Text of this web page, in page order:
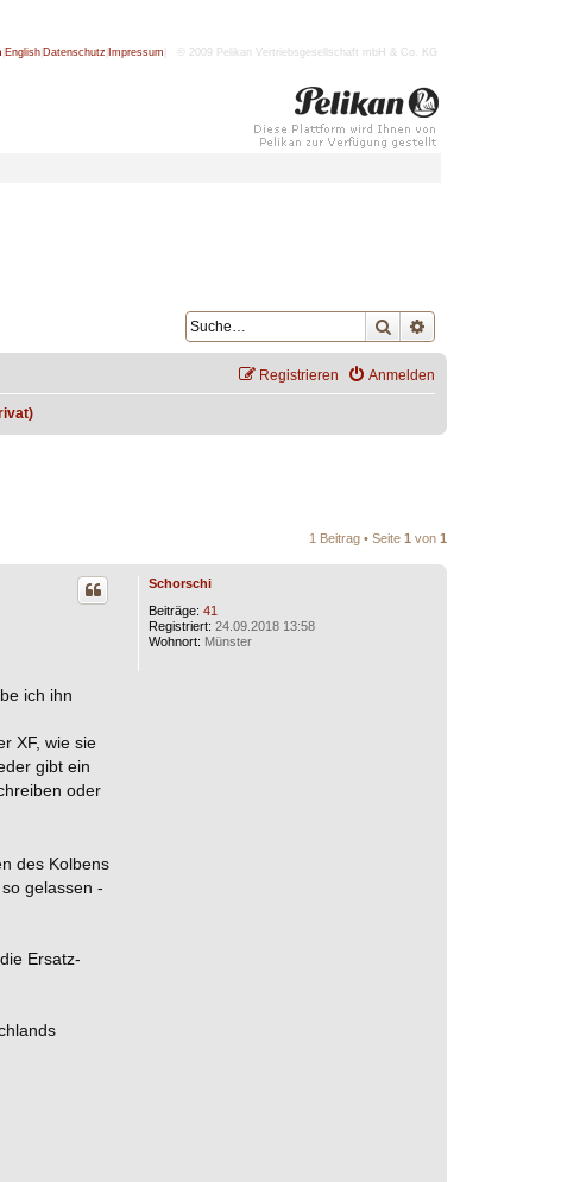
English Datenschutz Impressum | © 2009 Pelikan Vertriebsgesellschaft mbH & Co. KG
Suche
Anmelden
Registrieren
1 Beitrag • Seite 1 von 1
Schorschi
Beiträge: 41
Registriert: 24.09.2018 13:58
Wohnort: Münster
ich ihn
XF, wie sie
gibt ein
oder
des Kolbens
gelassen -
Ersatz-